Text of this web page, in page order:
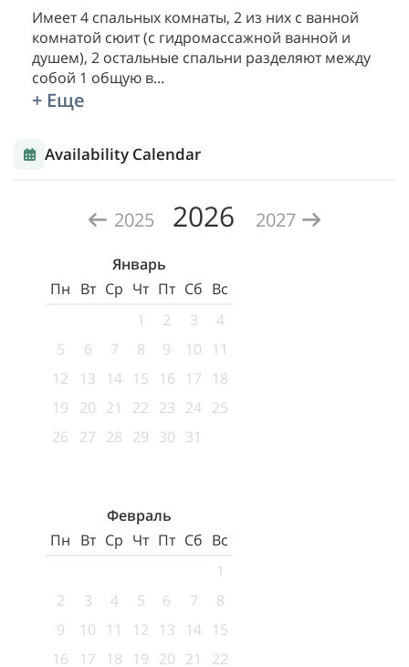
Имеет 4 спальных комнаты, 2 из них с ванной
комнатой сюит (с гидромассажной ванной и
душем), 2 остальные спальни разделяют между
собой 1 общую в...
+ Еще
Availability Calendar
2025 2026 2027
Январь
Пн Вт Ср Чт Пт Сб Вс
1
2 3
4
5
6 7 8 9 10
11
12
13 14 15 16 17
18
19
20 21 22 23 24 25
26
27 28 29 30 31
Февраль
Пн Вт Ср Чт Пт Сб Вс
1
2
3 4 5 6 7
8
9
10 11 12 13 14 15
16
17 18 19 20 21
22